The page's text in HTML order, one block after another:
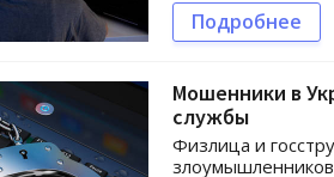
Подробнее
Мошенники в
службы
Физлица и